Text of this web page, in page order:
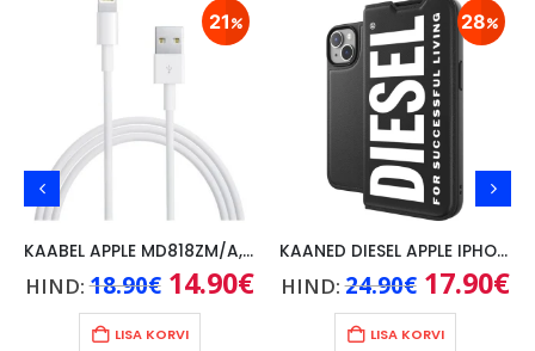
21
KAABEL APPLE MD818ZM/A, 1M
HIND:18.90€ Algne
hind
oli:
18.90€.
14.90€Praegune
hind
LISA KORVI
28
KAANED DIESEL APPLE IPHONE 14, MUST
HIND:24.90€ Algne
hind
oli:
24.90€.
17.90€
LISA KORVI